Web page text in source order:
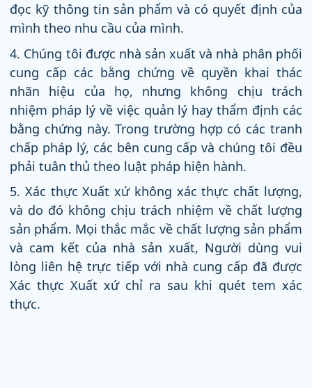
đọc kỹ thông tin sản phẩm và có quyết định của
mình theo nhu cầu của mình.
4. Chúng tôi được nhà sản xuất và nhà phân phối
cung cấp các bằng chứng về quyền khai thác
nhãn hiệu của họ, nhưng không chịu trách
nhiệm pháp lý về việc quản lý hay thẩm định các
bằng chứng này. Trong trường hợp có các tranh
chấp pháp lý, các bên cung cấp và chúng tôi đều
phải tuân thủ theo luật pháp hiện hành.
5. Xác thực Xuất xứ không xác thực chất lượng,
và do đó không chịu trách nhiệm về chất lượng
sản phẩm. Mọi thắc mắc về chất lượng sản phẩm
và cam kết của nhà sản xuất, Người dùng vui
lòng liên hệ trực tiếp với nhà cung cấp đã được
Xác thực Xuất xứ chỉ ra sau khi quét tem xác
thực.